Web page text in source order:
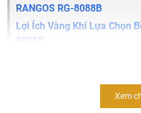
RANGOS RG-8088B
Lợi Ích Vàng Khi Lựa Chọn
8088B
Xem